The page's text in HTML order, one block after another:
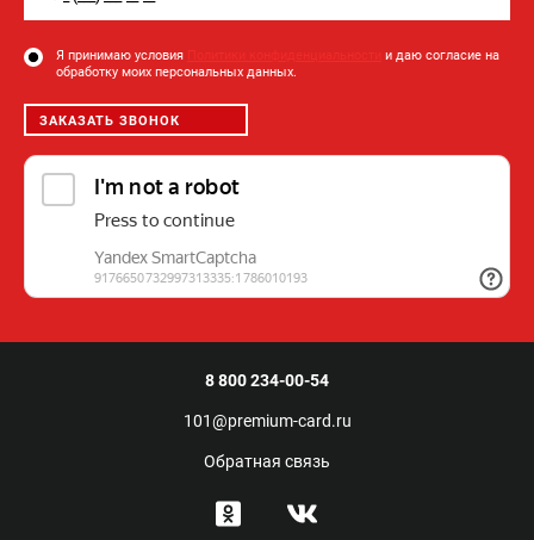
Я принимаю условия
и даю согласие на
обработку моих персональных данных.
ЗАКАЗАТЬ ЗВОНОК
8 800 234-00-54
101@premium-card.ru
Обратная связь